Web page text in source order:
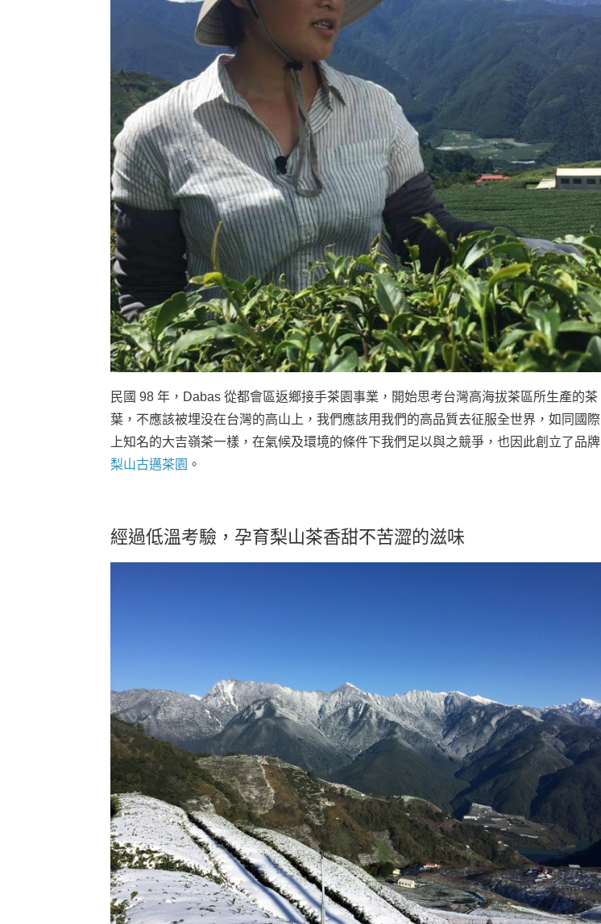
民國 98 年，Dabas 從都會區返鄉接手茶園事業，開始思考台灣高海拔茶區所生產的茶
葉，不應該被埋没在台灣的高山上，我們應該用我們的高品質去征服全世界，如同國際
上知名的大吉嶺茶一樣，在氣候及環境的條件下我們足以與之競爭，也因此創立了品牌
梨山古邁茶園 。
經過低溫考驗，孕育梨山茶香甜不苦澀的滋味